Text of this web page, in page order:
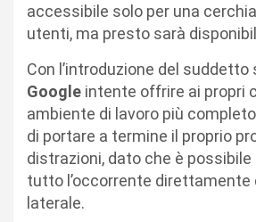
accessibile solo per una
utenti, ma presto sarà
Con l’introduzione del suddetto
Google intente offrire ai propri
ambiente di lavoro più
di portare a termine il proprio
distrazioni, dato che è possibile
tutto l’occorrente direttamente
laterale.